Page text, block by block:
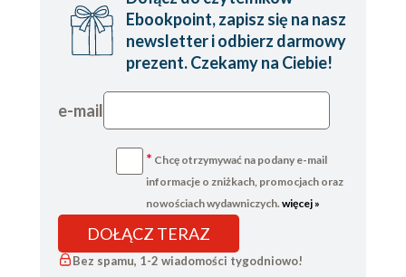
203 11.8. Diagnostyka różnicowa 205 11.9. Leczenie 207
12. Podsumowanie - Izabela Domitrz, Wojciech
Kozubski 213 Wykaz najważniejszych skrótów 215
Skorowidz
Ebookpoint, zapisz się na nasz
newsletter iodbierz darmowy
prezent. Czekamy na Ciebie!
e-mail
* Chcę otrzymywać na podany e-mail
informacje o zniżkach, promocjach oraz
nowościach wydawniczych. więcej »
DOŁĄCZ TERAZ
Bez spamu, 1-2 wiadomości tygodniowo!